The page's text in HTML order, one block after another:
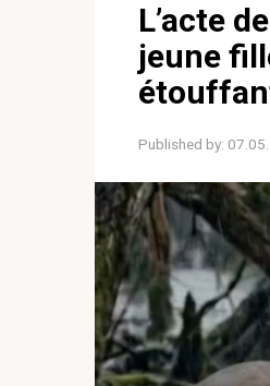
L’acte
jeune
Published by: